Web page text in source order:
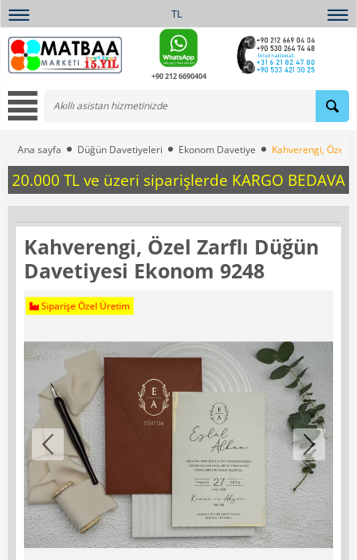
TL
+90 212 6690404
Ana sayfa Düğün Davetiyeleri Ekonom Davetiye Kahverengi, Özel
20.000 TL ve üzeri siparişlerde KARGO BEDAVA
Kahverengi, Özel Zarflı Düğün
Davetiyesi Ekonom 9248
Siparişe Özel Üretim